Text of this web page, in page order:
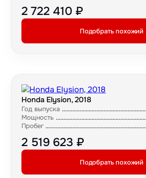
2 722 410 ₽
Подобрать похожий
Honda Elysion, 2018
Год выпуска
Мощность
Пробег
2 519 623 ₽
Подобрать похожий